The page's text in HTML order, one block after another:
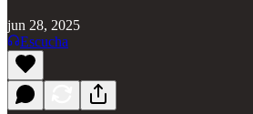
jun 28, 2025
Escucha